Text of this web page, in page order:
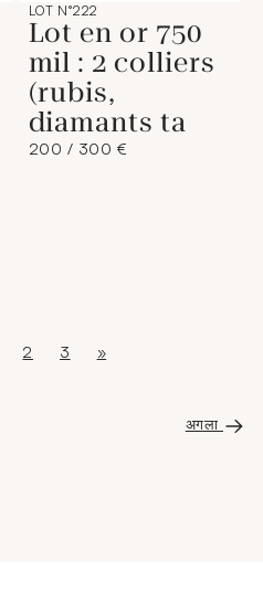
LOT N°222
Lot en or 750
mil : 2 colliers
(rubis,
diamants ta
200 / 300 €
Page 1 sur 5
courante
Page
2 Page
3 अंतिम पृष्ठ
»
अगला